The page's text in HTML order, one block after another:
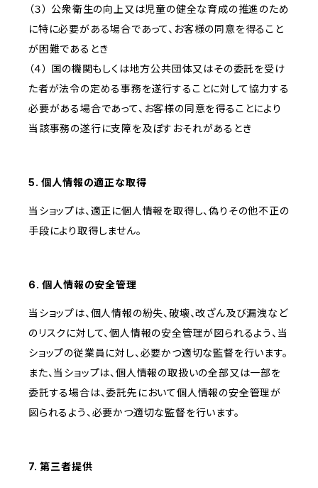
（３） 公衆衛生の向上又は児童の健全な育成の推進のため
に特に必要がある場合であって、お客様の同意を得ること
が困難であるとき
（４） 国の機関もしくは地方公共団体又はその委託を受け
た者が法令の定める事務を遂行することに対して協力する
必要がある場合であって、お客様の同意を得ることにより
当該事務の遂行に支障を及ぼすおそれがあるとき
5. 個人情報の適正な取得
当ショップは、適正に個人情報を取得し、偽りその他不正の
手段により取得しません。
6. 個人情報の安全管理
当ショップは、個人情報の紛失、破壊、改ざん及び漏洩など
のリスクに対して、個人情報の安全管理が図られるよう、当
ショップの従業員に対し、必要かつ適切な監督を行います。
また、当ショップは、個人情報の取扱いの全部又は一部を
委託する場合は、委託先において個人情報の安全管理が
図られるよう、必要かつ適切な監督を行います。
7. 第三者提供